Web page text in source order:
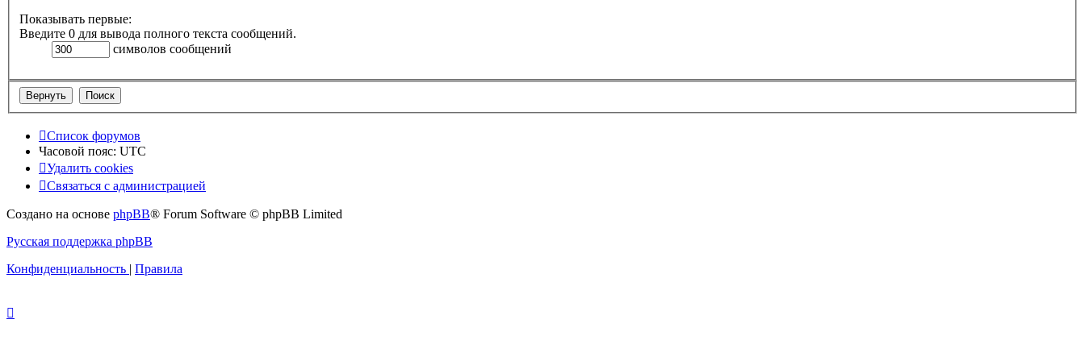
Показывать первые:
Введите 0 для вывода полного текста сообщений.
символов сообщений
Список форумов
Часовой пояс: UTC
Удалить cookies
Связаться с администрацией
Создано на основе phpBB® Forum Software © phpBB Limited
Русская поддержка phpBB
Конфиденциальность | Правила